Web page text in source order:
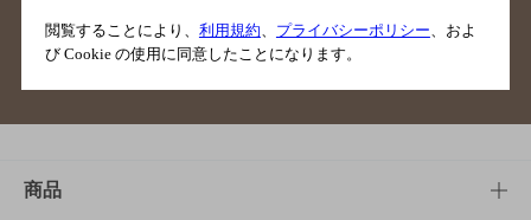
商品
閲覧することにより、 利用規約、 プライバシーポリシー、およ
び Cookie の使用に同意したことになります。